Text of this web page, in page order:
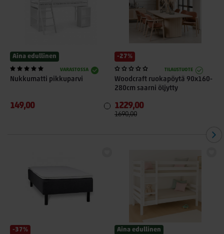
Aina edullinen
VARASTOSSA
Nukkumatti pikkuparvi
149,00
-27%
TILAUSTUOTE
Woodcraft ruokapöytä 90x160-
280cm saarni öljytty
1229,00
1690,00
-37% Aina edullinen